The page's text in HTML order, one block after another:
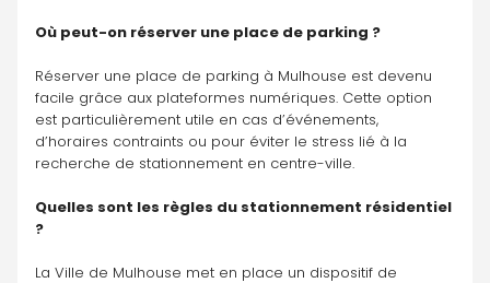
Où peut-on réserver une place de parking ?
Réserver une place de parking à Mulhouse est devenu
facile grâce aux plateformes numériques. Cette option
est particulièrement utile en cas d’événements,
d’horaires contraints ou pour éviter le stress lié à la
recherche de stationnement en centre-ville.
Quelles sont les règles du stationnement résidentiel
?